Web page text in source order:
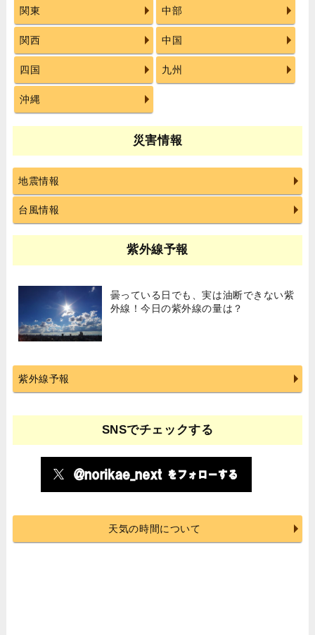
関東 中部
関西 中国
四国 九州
沖縄
災害情報
地震情報
台風情報
紫外線予報
曇っている日でも、実は油断できない紫
外線！今日の紫外線の量は？
紫外線予報
SNSでチェックする
天気の時間について